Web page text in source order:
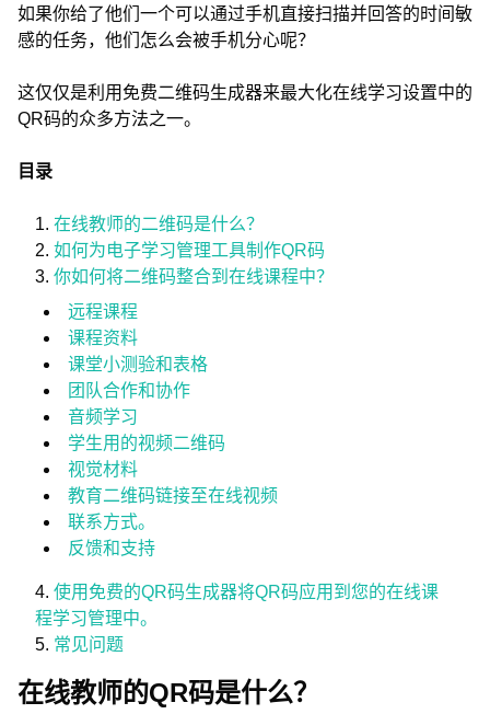
如果你给了他们一个可以通过手机直接扫描并回答的时间敏
感的任务，他们怎么会被手机分心呢？
这仅仅是利用免费二维码生成器来最大化在线学习设置中的
QR码的众多方法之一。
目录
在线教师的二维码是什么？
如何为电子学习管理工具制作QR码
你如何将二维码整合到在线课程中？
远程课程
课程资料
课堂小测验和表格
团队合作和协作
音频学习
学生用的视频二维码
视觉材料
教育二维码链接至在线视频
联系方式。
反馈和支持
使用免费的QR码生成器将QR码应用到您的在线课
程学习管理中。
常见问题
在线教师的QR码是什么？